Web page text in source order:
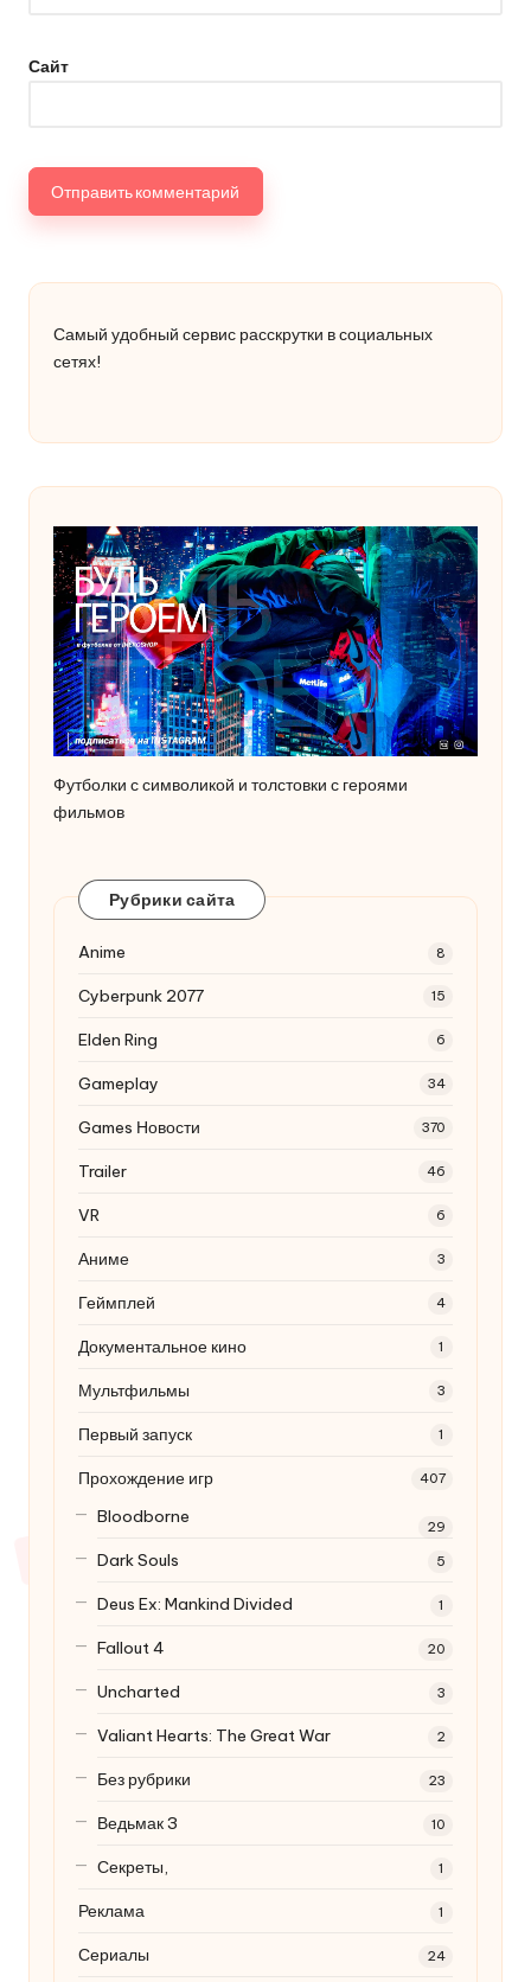
Сайт
Самый удобный сервис расскрутки в социальных
сетях!
Футболки с символикой и толстовки с героями
фильмов
Рубрики сайта
Anime 8
Cyberpunk 2077 15
Elden Ring 6
Gameplay 34
Games Новости 370
Trailer 46
VR 6
Аниме 3
Геймплей 4
Документальное кино 1
Мультфильмы 3
Первый запуск 1
Прохождение игр 407
Bloodborne 29
Dark Souls 5
Deus Ex: Mankind Divided 1
Fallout 4 20
Uncharted 3
Valiant Hearts: The Great War 2
Без рубрики 23
Ведьмак 3 10
Секреты, 1
Реклама 1
Сериалы 24